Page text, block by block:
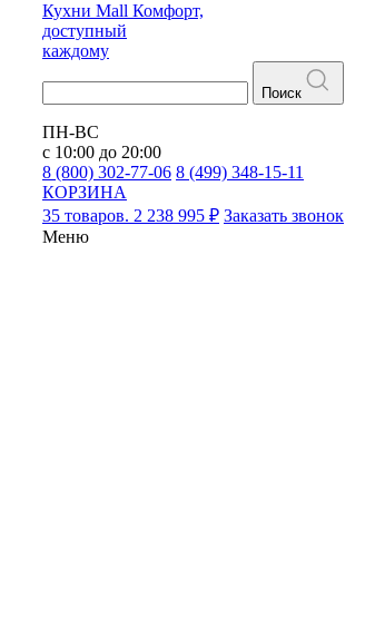
Кухни Mall Комфорт,
доступный
каждому
Поиск
ПН-ВС
с 10:00 до 20:00
8 (800) 302-77-06 8 (499) 348-15-11
КОРЗИНА
35 товаров. 2 238 995 ₽ Заказать звонок
Меню